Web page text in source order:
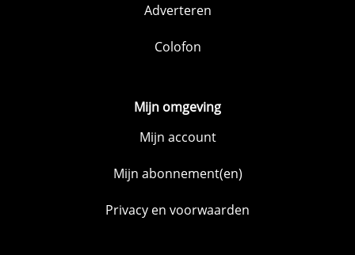
Adverteren
Colofon
Mijn omgeving
Mijn account
Mijn abonnement(en)
Privacy en voorwaarden